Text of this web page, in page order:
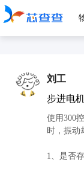
刘工
步进电
使用300
时，振动
1、是否